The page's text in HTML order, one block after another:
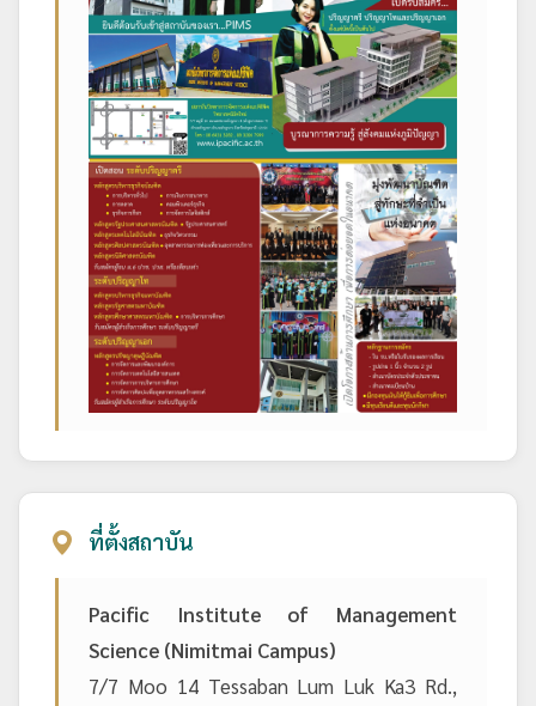
ที่ตั้งสถาบัน
Pacific Institute of Management
Science (Nimitmai Campus)
7/7 Moo 14 Tessaban Lum Luk Ka3 Rd.,